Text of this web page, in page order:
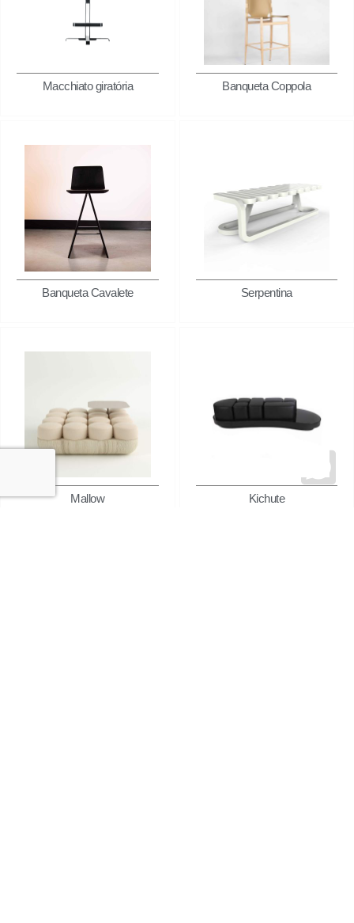
Macchiato giratória Banqueta Coppola
Banqueta Cavalete Serpentina
Mallow Kichute